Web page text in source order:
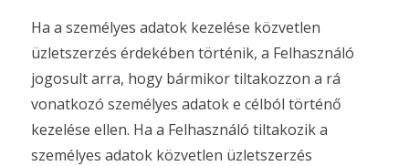
Ha a személyes adatok kezelése közvetlen
üzletszerzés érdekében történik, a Felhasználó
jogosult arra, hogy bármikor tiltakozzon a rá
vonatkozó személyes adatok e célból történő
kezelése ellen. Ha a Felhasználó tiltakozik a
személyes adatok közvetlen üzletszerzés